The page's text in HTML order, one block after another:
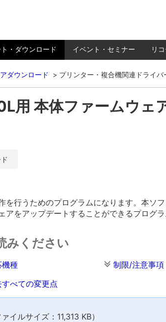
・ダウンロード イベント・セミナー リ
ダウンロード プリンター・複合機関連ドライバ
用 本体ファームウェ
を行うためのプログラムになります。本ソ
をアップデートすることができるプログラ
みください
機種 制限/注意事項
べての変更点
イルサイズ：11,313 KB）